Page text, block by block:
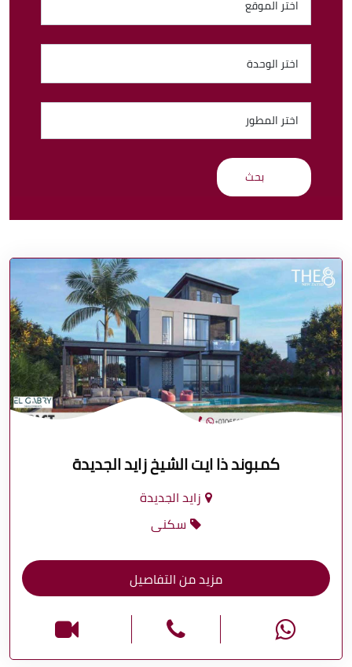
كمبوند ذا ايت الشيخ زايد الجديدة
زايد الجديدة
سكنى
مزيد من التفاصيل